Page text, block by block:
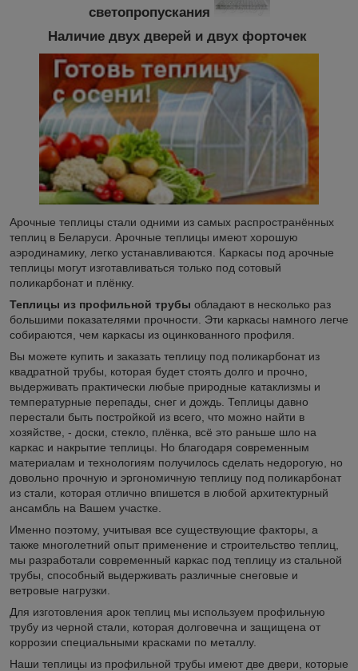
светопропускания
Наличие двух дверей и двух форточек
Арочные теплицы стали одними из самых распространённых
теплиц в Беларуси. Арочные теплицы имеют хорошую
аэродинамику, легко устанавливаются. Каркасы под арочные
теплицы могут изготавливаться только под сотовый
поликарбонат и плёнку.
Теплицы из профильной трубы обладают в несколько раз
большими показателями прочности. Эти каркасы намного легче
собираются, чем каркасы из оцинкованного профиля.
Вы можете купить и заказать теплицу под поликарбонат из
квадратной трубы, которая будет стоять долго и прочно,
выдерживать практически любые природные катаклизмы и
температурные перепады, снег и дождь. Теплицы давно
перестали быть постройкой из всего, что можно найти в
хозяйстве, - доски, стекло, плёнка, всё это раньше шло на
каркас и накрытие теплицы. Но благодаря современным
материалам и технологиям получилось сделать недорогую, но
довольно прочную и эргономичную теплицу под поликарбонат
из стали, которая отлично впишется в любой архитектурный
ансамбль на Вашем участке.
Именно поэтому, учитывая все существующие факторы, а
также многолетний опыт применение и строительство теплиц,
мы разработали современный каркас под теплицу из стальной
трубы, способный выдерживать различные снеговые и
ветровые нагрузки.
Для изготовления арок теплиц мы используем профильную
трубу из черной стали, которая долговечна и защищена от
коррозии специальными красками по металлу.
Наши теплицы из профильной трубы имеют две двери, которые